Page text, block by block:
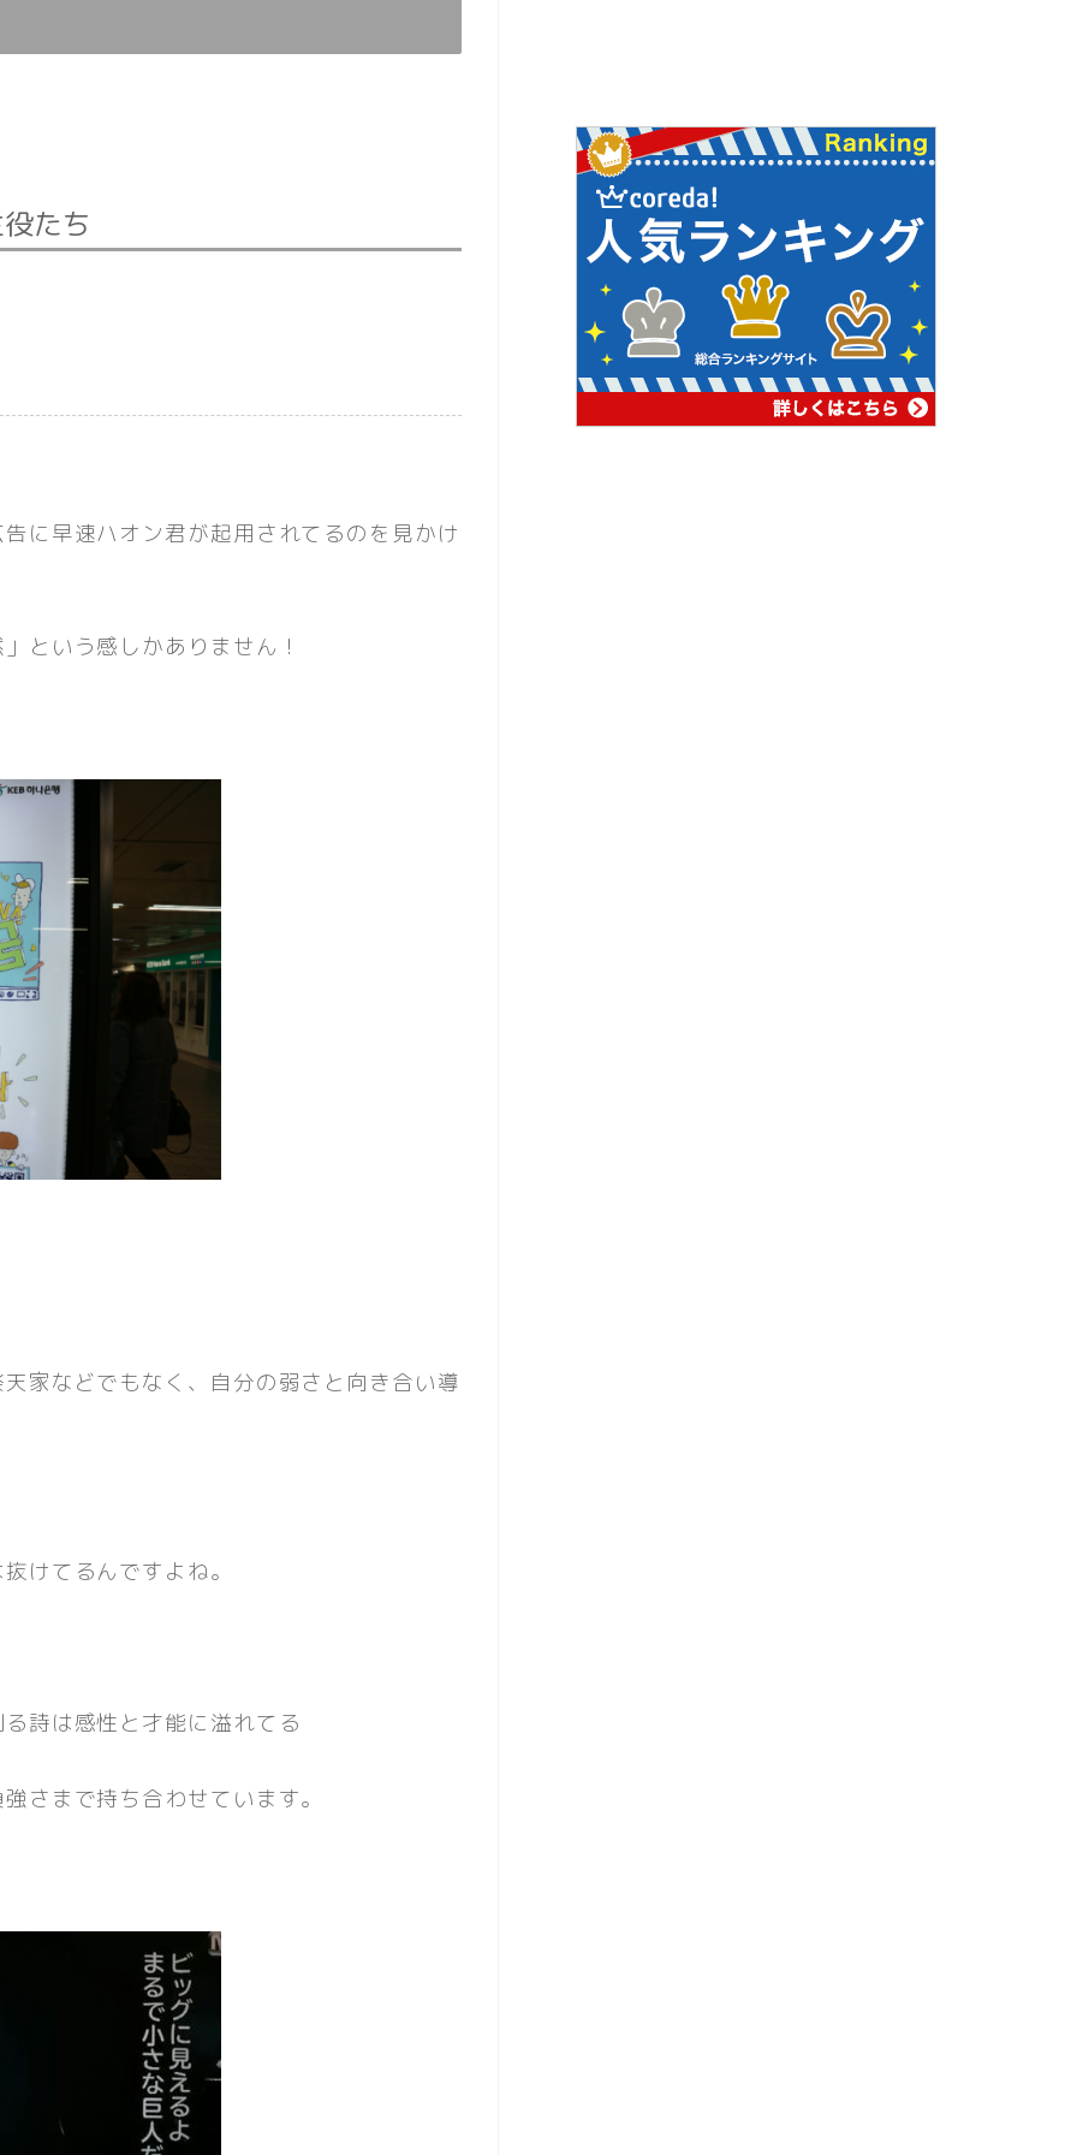
たち
に早速ハオン君が起用されてるのを見かけ
という感しかありません！
家などでもなく、自分の弱さと向き合い導
けてるんですよね。
詩は感性と才能に溢れてる
さまで持ち合わせています。